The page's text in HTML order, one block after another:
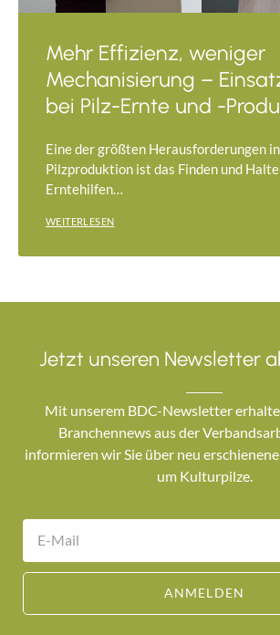
Mehr Effizienz, weniger
Mechanisierung –
bei Pilz-Ernte und -
Eine der größten Herausforderungen
Pilzproduktion ist das Finden und
Erntehilfen…
WEITERLESEN
Jetzt unseren Newsletter
Mit unserem BDC-Newsletter
Branchennews aus der
informieren wir Sie über neu
um Kulturpilze.
ANMELDEN